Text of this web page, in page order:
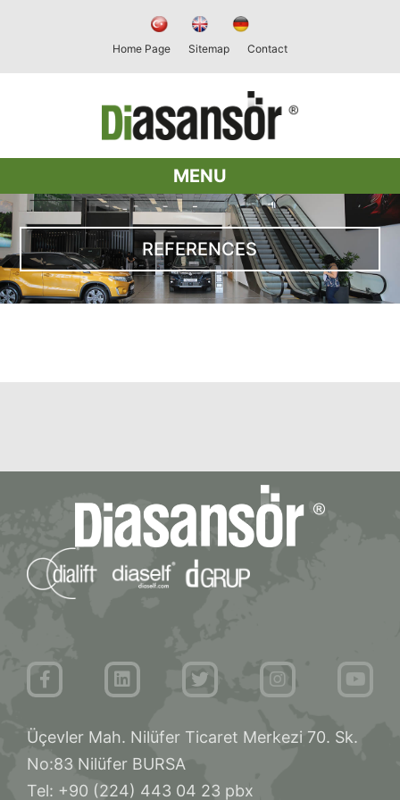
Home Page Sitemap Contact
MENU
REFERENCES
Üçevler Mah. Nilüfer Ticaret Merkezi 70. Sk.
No:83 Nilüfer BURSA
Tel: +90 (224) 443 04 23 pbx